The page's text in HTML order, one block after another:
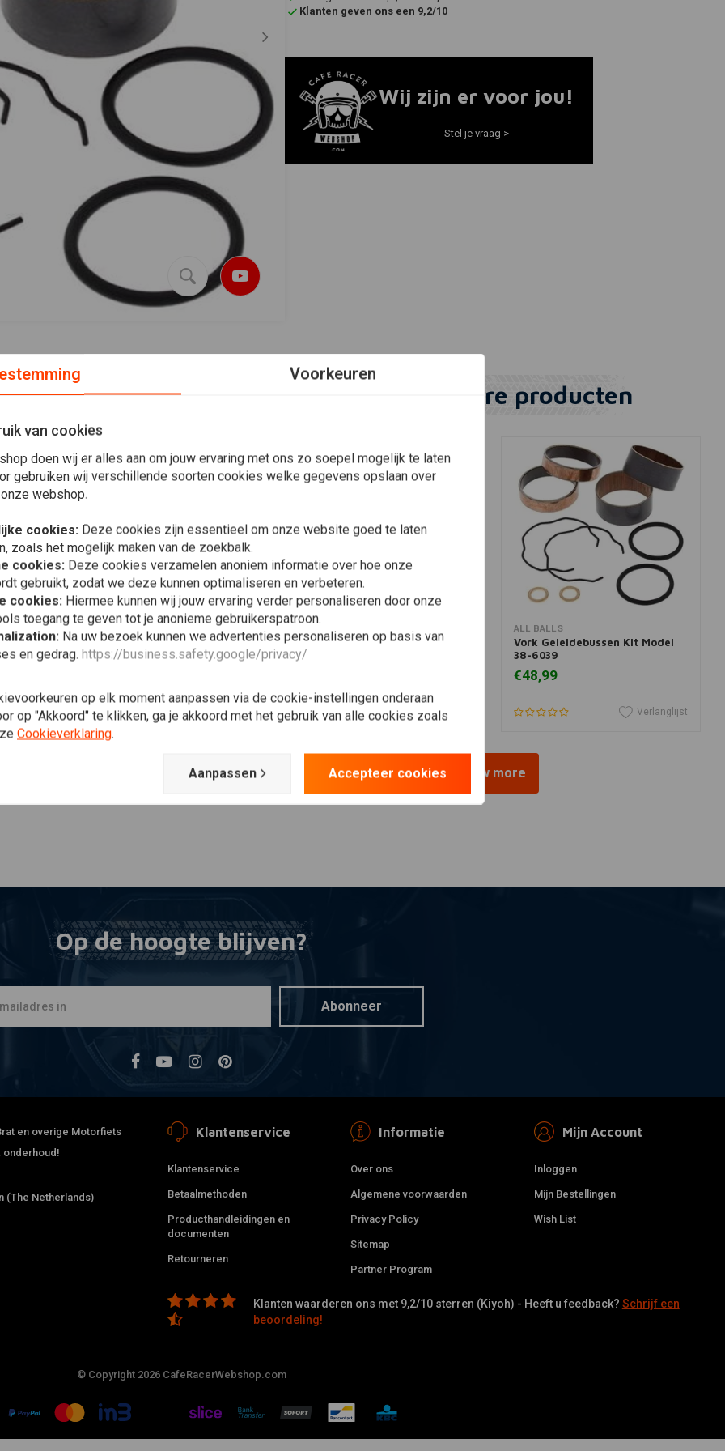
Klanten geven ons een 9,2/10
Wij zijn er voor jou!
Stel je vraag >
CBR954RR 02-03, RVT1000R RC51 00-06, Kawasaki
is alleen ter indicatie. Om de kit visueel te controleren,
Plaats ook een review
Vergelijkbare producten
ALL BALLS
Vork Geleidebussen Kit Model
38-6090
Verlanglijst
In winkelwagen
ALL BALLS
Vork Geleidebussen Kit Model
38-6039
€48,99
Verlanglijst
View more
Op de hoogte blijven?
Abonneer
en overige Motorfiets
onderhoud!
(The Netherlands)
Klantenservice
Klantenservice
Betaalmethoden
Producthandleidingen en
documenten
Retourneren
Informatie
Over ons
Algemene voorwaarden
Privacy Policy
Sitemap
Partner Program
Mijn Account
Inloggen
Mijn Bestellingen
Wish List
Klanten waarderen ons met 9,2/10 sterren (Kiyoh) - Heeft u feedback? Schrijf een
beoordeling!
© Copyright 2026 CafeRacerWebshop.com
Voorkeuren
van cookies
doen wij er alles aan om jouw ervaring met ons zo soepel mogelijk te laten
gebruiken wij verschillende soorten cookies welke gegevens opslaan over
webshop.
cookies: Deze cookies zijn essentieel om onze website goed te laten
zoals het mogelijk maken van de zoekbalk.
cookies: Deze cookies verzamelen anoniem informatie over hoe onze
gebruikt, zodat we deze kunnen optimaliseren en verbeteren.
cookies: Hiermee kunnen wij jouw ervaring verder personaliseren door onze
toegang te geven tot je anonieme gebruikerspatroon.
Na uw bezoek kunnen we advertenties personaliseren op basis van
en gedrag. https://business.safety.google/privacy/
op elk moment aanpassen via de cookie-instellingen onderaan
op "Akkoord" te klikken, ga je akkoord met het gebruik van alle cookies zoals
Cookieverklaring.
Aanpassen Accepteer cookies